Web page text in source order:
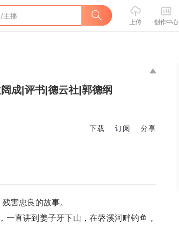
上传 创作中心
成|评书|德云社|郭德纲
下载 订阅 分享
害忠良的故事。
直讲到姜子牙下山，在磐溪河畔钓鱼，